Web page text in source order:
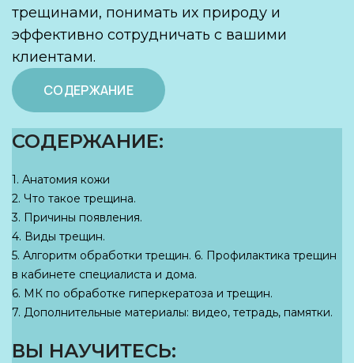
трещинами, понимать их природу и
эффективно сотрудничать с вашими
клиентами.
СОДЕРЖАНИЕ
СОДЕРЖАНИЕ:
1. Анатомия кожи
2. Что такое трещина.
3. Причины появления.
4. Виды трещин.
5. Алгоритм обработки трещин. 6. Профилактика трещин
в кабинете специалиста и дома.
6. МК по обработке гиперкератоза и трещин.
7. Дополнительные материалы: видео, тетрадь, памятки.
ВЫ НАУЧИТЕСЬ: